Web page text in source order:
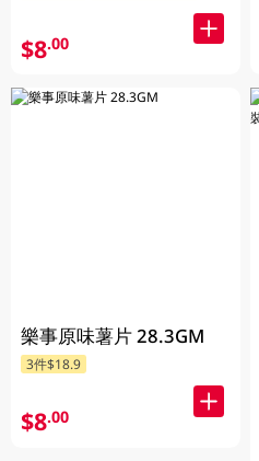
$8.00
樂事原味薯片 28.3GM
3件$18.9
$8.00